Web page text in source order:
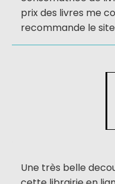
prix des livres me
recommande le site
Une très belle